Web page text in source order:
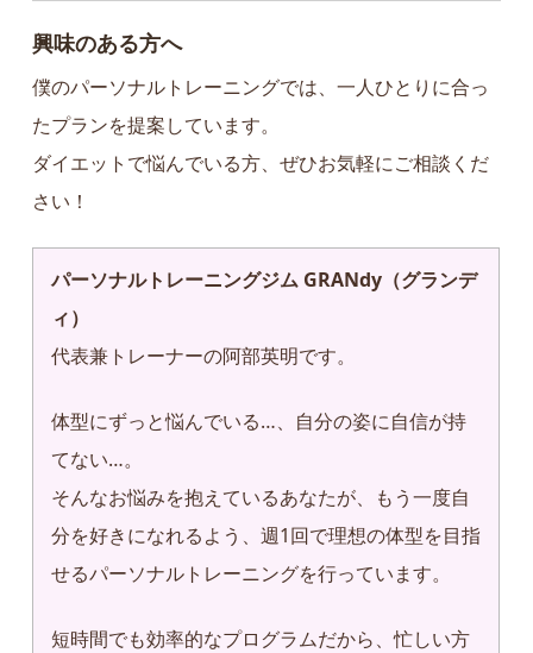
興味のある方へ
僕のパーソナルトレーニングでは、一人ひとりに合っ
たプランを提案しています。
ダイエットで悩んでいる方、ぜひお気軽にご相談くだ
さい！
パーソナルトレーニングジム GRANdy（グランデ
ィ）
代表兼トレーナーの阿部英明です。
体型にずっと悩んでいる…、自分の姿に自信が持
てない…。
そんなお悩みを抱えているあなたが、もう一度自
分を好きになれるよう、週1回で理想の体型を目指
せるパーソナルトレーニングを行っています。
短時間でも効率的なプログラムだから、忙しい方